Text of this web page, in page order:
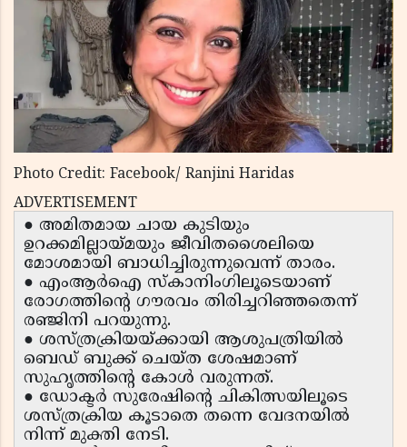
Photo Credit: Facebook/ Ranjini Haridas
ADVERTISEMENT
● അമിതമായ ചായ കുടിയും
ഉറക്കമില്ലായ്മയും ജീവിതശൈലിയെ
മോശമായി ബാധിച്ചിരുന്നുവെന്ന് താരം.
● എംആർഐ സ്കാനിംഗിലൂടെയാണ്
രോഗത്തിൻ്റെ ഗൗരവം തിരിച്ചറിഞ്ഞതെന്ന്
രഞ്ജിനി പറയുന്നു.
● ശസ്ത്രക്രിയയ്ക്കായി ആശുപത്രിയിൽ
ബെഡ് ബുക്ക് ചെയ്ത ശേഷമാണ്
സുഹൃത്തിൻ്റെ കോൾ വരുന്നത്.
● ഡോക്ടർ സുരേഷിൻ്റെ ചികിത്സയിലൂടെ
ശസ്ത്രക്രിയ കൂടാതെ തന്നെ വേദനയിൽ
നിന്ന് മുക്തി നേടി.